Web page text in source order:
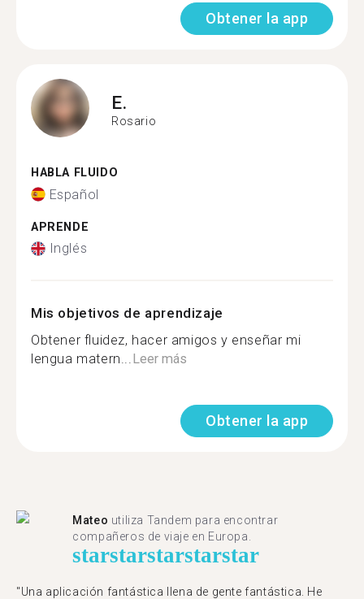
Obtener la app
E.
Rosario
HABLA FLUIDO
Español
APRENDE
Inglés
Mis objetivos de aprendizaje
Obtener fluidez, hacer amigos y enseñar mi
lengua matern...Leer más
Obtener la app
Mateo utiliza Tandem para encontrar
compañeros de viaje en Europa.
starstarstarstarstar
"Una aplicación fantástica llena de gente fantástica. He